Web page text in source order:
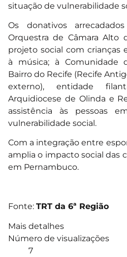
situação de vulnerabilidade
Os donativos
Orquestra de Câmara Alto
projeto social com crianças
à música; à Comunidade
Bairro do Recife (Recife
externo), entidade
Arquidiocese de Olinda e
assistência às pessoas
vulnerabilidade social.
Com a integração entre
amplia o impacto social das
em Pernambuco.
Fonte: TRT da 6ª Região
Mais detalhes
Número de visualizações
7